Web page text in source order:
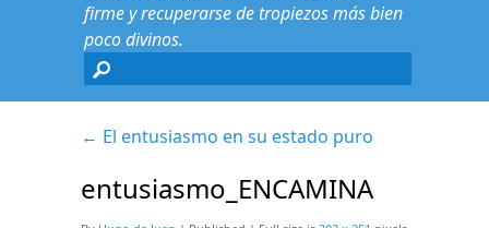
firme y recuperarse de tropiezos más bien
poco divinos.
← El entusiasmo en su estado puro
entusiasmo_ENCAMINA